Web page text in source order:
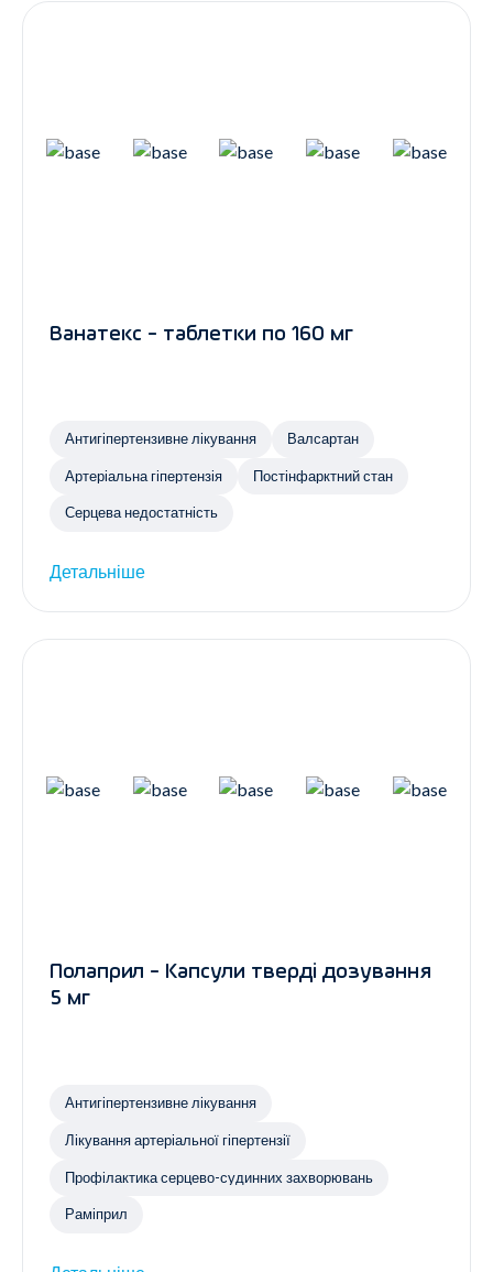
Ванатекс - таблетки по 160 мг
Антигіпертензивне лікування Валсартан
Артеріальна гіпертензія Постінфарктний стан
Серцева недостатність
Детальніше
Полаприл - Капсули тверді дозування
5 мг
Антигіпертензивне лікування
Лікування артеріальної гіпертензії
Профілактика серцево-судинних захворювань
Раміприл